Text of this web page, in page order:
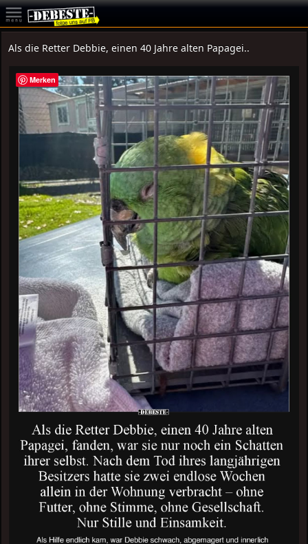
Als die Retter Debbie, einen 40 Jahre alten Papagei..
Merken